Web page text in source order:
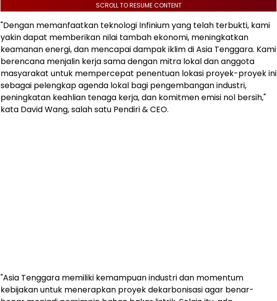
SCROLL TO RESUME CONTENT
"Dengan memanfaatkan teknologi Infinium yang telah terbukti, kami
yakin dapat memberikan nilai tambah ekonomi, meningkatkan
keamanan energi, dan mencapai dampak iklim di Asia Tenggara. Kami
berencana menjalin kerja sama dengan mitra lokal dan anggota
masyarakat untuk mempercepat penentuan lokasi proyek-proyek ini
sebagai pelengkap agenda lokal bagi pengembangan industri,
peningkatan keahlian tenaga kerja, dan komitmen emisi nol bersih,"
kata David Wang, salah satu Pendiri & CEO.
"Asia Tenggara memiliki kemampuan industri dan momentum
kebijakan untuk menerapkan proyek dekarbonisasi agar benar-